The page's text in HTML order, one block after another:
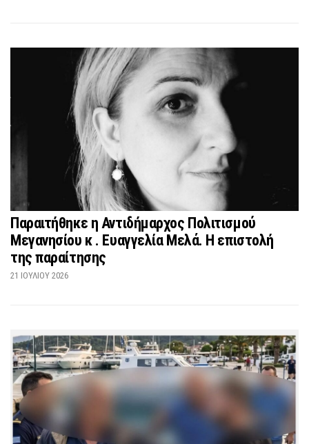
Παραιτήθηκε η Αντιδήμαρχος Πολιτισμού
Μεγανησίου κ . Ευαγγελία Μελά. Η επιστολή
της παραίτησης
21 ΙΟΥΛΊΟΥ 2026